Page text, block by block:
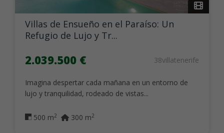
Villas de Ensueño en el Paraíso: Un
Refugio de Lujo y Tr...
2.039.500 € 38villatenerife
Imagina despertar cada mañana en un entorno de
lujo y tranquilidad, rodeado de vistas...
500 m2 300 m2